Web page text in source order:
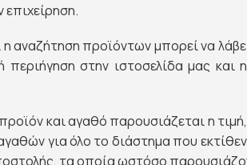
επιχείρηση.
η αναζήτηση προϊόντων μπορεί να
στην ιστοσελίδα μας
και αγαθό παρουσιάζεται η
για όλο το διάστημα που
τα οποία ωστόσο